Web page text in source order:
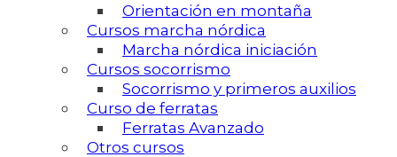
Orientación en montaña
Cursos marcha nórdica
Marcha nórdica iniciación
Cursos socorrismo
Socorrismo y primeros auxilios
Curso de ferratas
Ferratas Avanzado
Otros cursos